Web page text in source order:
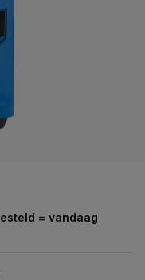
= vandaag